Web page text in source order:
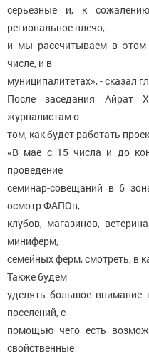
серьезные и, к
региональное плечо,
и мы рассчитываем в
числе, и в
муниципалитетах», - сказал
После заседания Айрат
журналистам о
том, как будет работать
«В мае с 15 числа и до
проведение
семинар-совещаний в 6
осмотр ФАПОв,
клубов, магазинов,
миниферм,
семейных ферм, смотреть, в
Также будем
уделять большое внимание
поселений, с
помощью чего есть
свойственные